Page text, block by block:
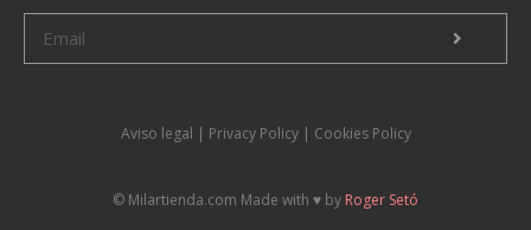
Aviso legal | Privacy Policy | Cookies Policy
© Milartienda.com Made with ♥️ by Roger Setó